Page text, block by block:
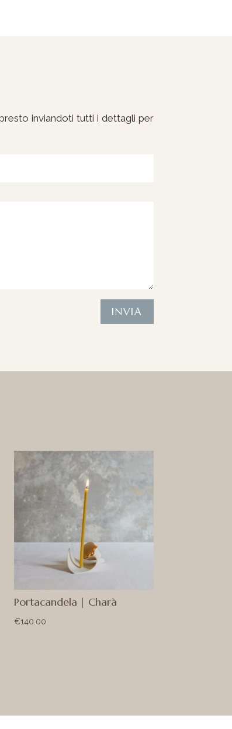
inviandoti tutti i dettagli per
INVIA
Portacandela | Charà
€140.00